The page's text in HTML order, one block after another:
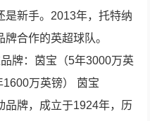
是新手。2013年，托特纳
合作的英超球队。
牌：茵宝（5年3000万英
万英镑） 茵宝
品牌，成立于1924年，历